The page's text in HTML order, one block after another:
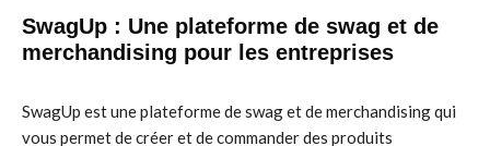
SwagUp : Une plateforme de swag et de
merchandising pour les entreprises
SwagUp est une plateforme de swag et de merchandising qui
vous permet de créer et de commander des produits